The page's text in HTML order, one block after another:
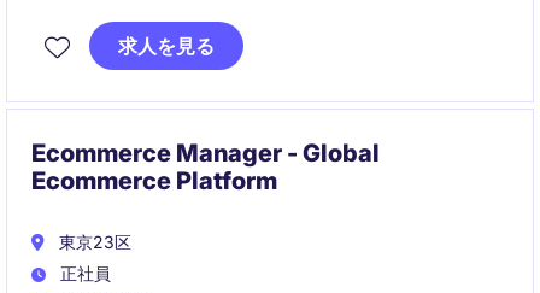
化、部門横断的な業務調整を行います。
求人を見る
Ecommerce Manager - Global
Ecommerce Platform
東京23区
正社員